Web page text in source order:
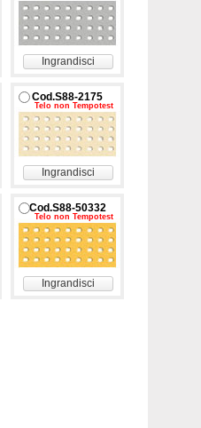
Ingrandisci
Cod.S88-2175
Telo non Tempotest
Ingrandisci
Cod.S88-50332
Telo non Tempotest
Ingrandisci